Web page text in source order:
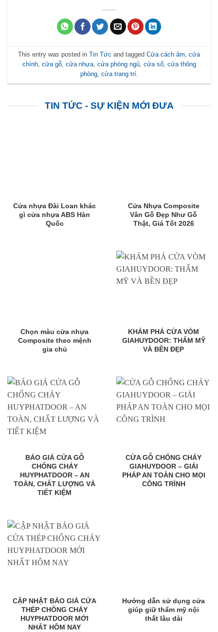
This entry was posted in Tin Tức and tagged Cửa cách âm, cửa
chính, cửa gỗ, cửa nhựa, cửa phòng ngủ, cửa sổ, cửa thông
phòng, cửa trang trí.
TIN TỨC - SỰ KIỆN MỚI ĐƯA
Cửa nhựa Đài Loan khác
gì cửa nhựa ABS Hàn
Quốc
Cửa Nhựa Composite
Vân Gỗ Đẹp Như Gỗ
Thật, Giá Tốt 2026
Chọn màu cửa nhựa
Composite theo mệnh
gia chủ
KHÁM PHÁ CỬA VÒM
GIAHUYDOOR: THẨM MỸ
VÀ BỀN ĐẸP
BÁO GIÁ CỬA GỖ
CHỐNG CHÁY
HUYPHATDOOR – AN
TOÀN, CHẤT LƯỢNG VÀ
TIẾT KIỆM
CỬA GỖ CHỐNG CHÁY
GIAHUYDOOR – GIẢI
PHÁP AN TOÀN CHO MỌI
CÔNG TRÌNH
CẬP NHẬT BÁO GIÁ CỬA
THÉP CHỐNG CHÁY
HUYPHATDOOR MỚI
NHẤT HÔM NAY
Hướng dẫn sử dụng cửa
giúp giữ thẩm mỹ nội
thất lâu dài